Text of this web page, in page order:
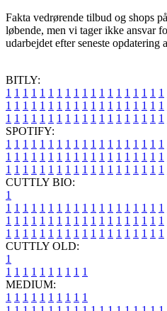
Fakta vedrørende tilbud og shops
løbende, men vi tager ikke ansvar
udarbejdet efter seneste opdatering
BITLY:
1 1 1 1 1 1 1 1 1 1 1 1 1 1 1 1 1 1 1
1 1 1 1 1 1 1 1 1 1 1 1 1 1 1 1 1 1 1
1 1 1 1 1 1 1 1 1 1 1 1 1 1 1 1 1 1 1
SPOTIFY:
1 1 1 1 1 1 1 1 1 1 1 1 1 1 1 1 1 1 1
1 1 1 1 1 1 1 1 1 1 1 1 1 1 1 1 1 1 1
1 1 1 1 1 1 1 1 1 1 1 1 1 1 1 1 1 1 1
CUTTLY BIO:
1
1 1 1 1 1 1 1 1 1 1 1 1 1 1 1 1 1 1 1
1 1 1 1 1 1 1 1 1 1 1 1 1 1 1 1 1 1 1
1 1 1 1 1 1 1 1 1 1 1 1 1 1 1 1 1 1 1
CUTTLY OLD:
1
1 1 1 1 1 1 1 1 1 1
MEDIUM:
1 1 1 1 1 1 1 1 1 1